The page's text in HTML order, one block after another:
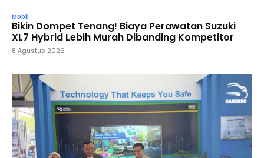
Mobil
Bikin Dompet Tenang! Biaya Perawatan Suzuki
XL7 Hybrid Lebih Murah Dibanding Kompetitor
8 Agustus 2026